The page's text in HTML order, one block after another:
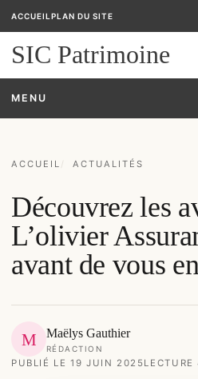
ACCUEIL PLAN DU SITE
SIC Patrimoine
MENU
ACCUEIL ACTUALITÉS
Découvrez les
L’olivier
avant de vous
M Maëlys Gauthier
RÉDACTION
PUBLIÉ LE 19 JUIN 2025LECTURE